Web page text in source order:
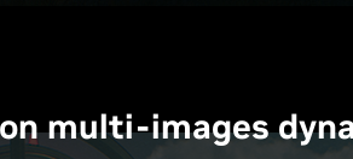
multi-images